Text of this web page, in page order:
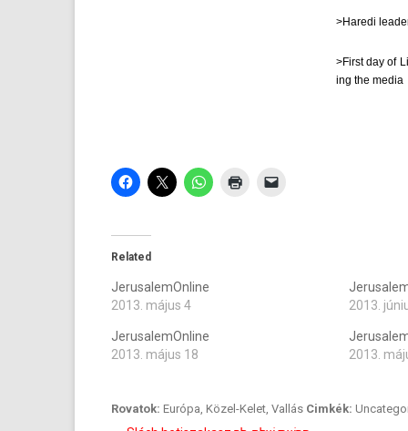
>Haredi
>First day of
ing the media
Related
JerusalemOnline
2013. május 4
2013.
JerusalemOnline
2013. május 18
2013.
Rovatok: Európa, Közel-Kelet, Vallás Cimkék: